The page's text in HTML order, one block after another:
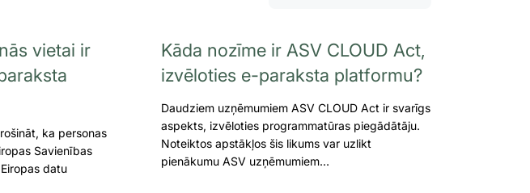
vietai ir
ka personas
Savienības
datu
Kāda nozīme ir ASV CLOUD Act,
izvēloties e-paraksta platformu?
Daudziem uzņēmumiem ASV CLOUD Act ir svarīgs
aspekts, izvēloties programmatūras piegādātāju.
Noteiktos apstākļos šis likums var uzlikt
pienākumu ASV uzņēmumiem…